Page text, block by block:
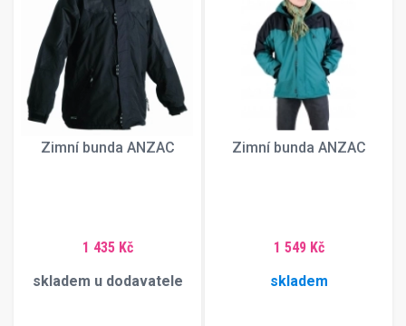
Zimní bunda ANZAC
1 435 Kč
skladem u dodavatele
Zimní bunda ANZAC
1 549 Kč
skladem